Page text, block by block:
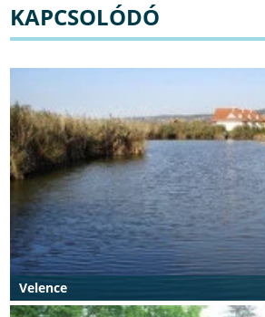
KAPCSOLÓDÓ
Velence